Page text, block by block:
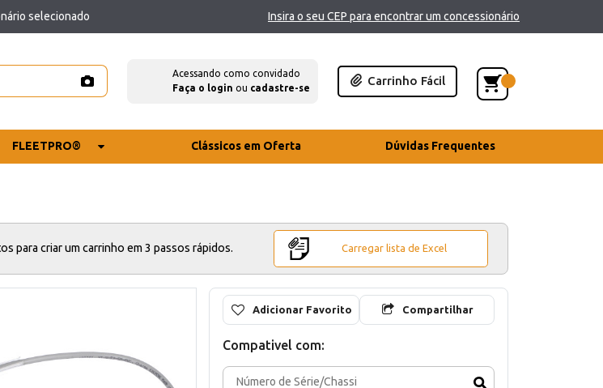
selecionado Insira o seu CEP para encontrar um concessionário
Acessando como convidado
Faça o login ou cadastre-se
Carrinho Fácil
FLEETPRO® Clássicos em Oferta Dúvidas Frequentes
para criar um carrinho em 3 passos rápidos. Carregar lista de Excel
Adicionar Favorito Compartilhar
Compativel com: